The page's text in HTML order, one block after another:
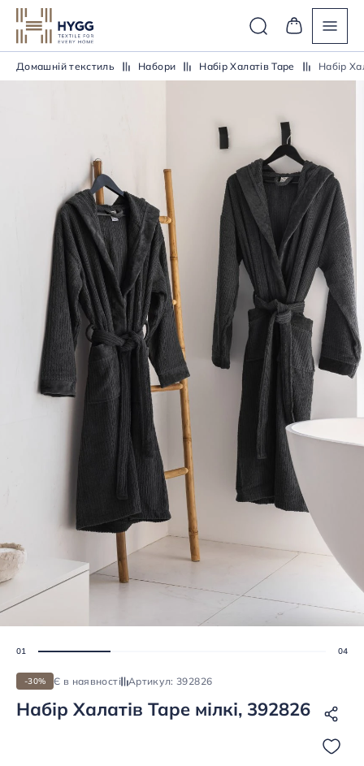
Домашній текстиль Набори Набір Халатів Tape Набір
-30% Є в наявності Артикул: 392826
Набір Халатів Tape мілкі, 392826